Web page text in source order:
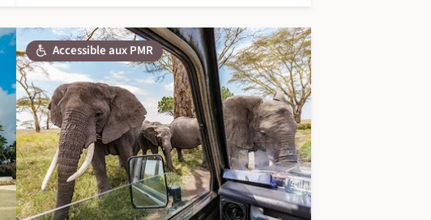
Accessible aux PMR